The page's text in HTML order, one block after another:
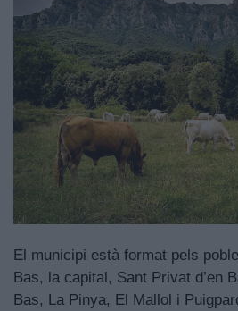
El municipi està format pels
Bas, la capital, Sant Privat d’en
Bas, La Pinya, El Mallol i